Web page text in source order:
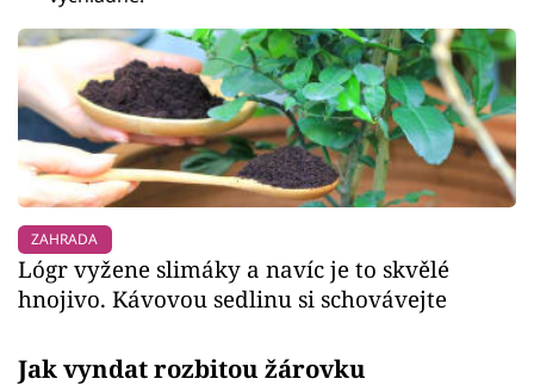
ZAHRADA
Lógr vyžene slimáky a navíc je to skvělé
hnojivo. Kávovou sedlinu si schovávejte
Jak vyndat rozbitou žárovku